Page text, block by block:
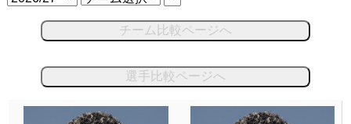
チーム比較ページへ
選手比較ページへ